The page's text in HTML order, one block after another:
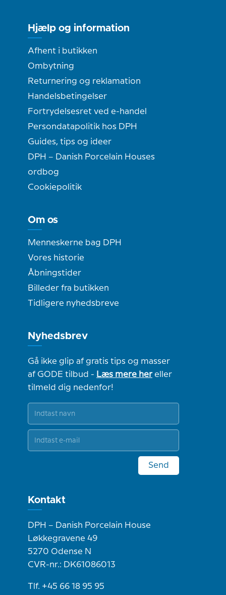
Hjælp og information
Afhent i butikken
Ombytning
Returnering og reklamation
Handelsbetingelser
Fortrydelsesret ved e-handel
Persondatapolitik hos DPH
Guides, tips og ideer
DPH – Danish Porcelain Houses
ordbog
Cookiepolitik
Om os
Menneskerne bag DPH
Vores historie
Åbningstider
Billeder fra butikken
Tidligere nyhedsbreve
Nyhedsbrev
Gå ikke glip af gratis tips og masser
af GODE tilbud - Læs mere hereller
tilmeld dig nedenfor!
Send
Kontakt
DPH – Danish Porcelain House
Løkkegravene 49
5270 Odense N
CVR-nr.: DK61086013
Tlf. +45 66 18 95 95